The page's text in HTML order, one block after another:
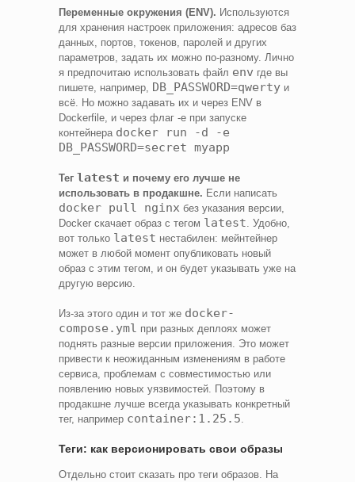
Переменные окружения (ENV). Используются
для хранения настроек приложения: адресов баз
данных, портов, токенов, паролей и других
параметров, задать их можно по-разному. Лично
я предпочитаю использовать файл env где вы
пишете, например, DB_PASSWORD=qwerty и
всё. Но можно задавать их и через ENV в
Dockerfile, и через флаг -e при запуске
контейнера docker run -d -e
DB_PASSWORD=secret myapp
Тег latest и почему его лучше не
использовать в продакшне. Если написать
docker pull nginx без указания версии,
Docker скачает образ с тегом latest . Удобно,
вот только latest нестабилен: мейнтейнер
может в любой момент опубликовать новый
образ с этим тегом, и он будет указывать уже на
другую версию.
Из-за этого один и тот же docker-
compose.yml при разных деплоях может
поднять разные версии приложения. Это может
привести к неожиданным изменениям в работе
сервиса, проблемам с совместимостью или
появлению новых уязвимостей. Поэтому в
продакшне лучше всегда указывать конкретный
тег, например container:1.25.5
Теги: как версионировать свои образы
Отдельно стоит сказать про теги образов. На